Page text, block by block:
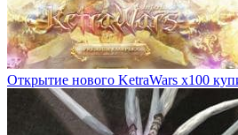
Открытие нового KetraWars x100